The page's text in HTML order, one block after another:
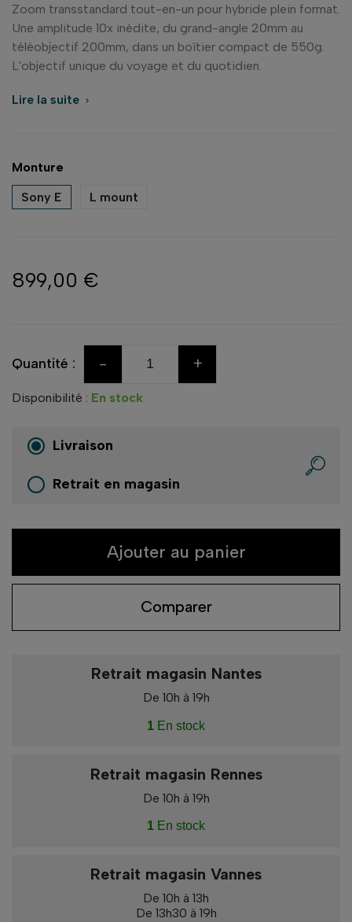
Zoom transstandard tout-en-un pour hybride plein format.
Une amplitude 10x inédite, du grand-angle 20mm au
téléobjectif 200mm, dans un boîtier compact de 550g.
L'objectif unique du voyage et du quotidien.
Lire la suite 
Monture
Sony E L mount
899,00 €
Quantité : - +
Disponibilité : En stock
Livraison
Retrait en magasin
Ajouter au panier
Comparer
Retrait magasin Nantes
De 10h à 19h
1 En stock
Retrait magasin Rennes
De 10h à 19h
1 En stock
Retrait magasin Vannes
De 10h à 13h
De 13h30 à 19h